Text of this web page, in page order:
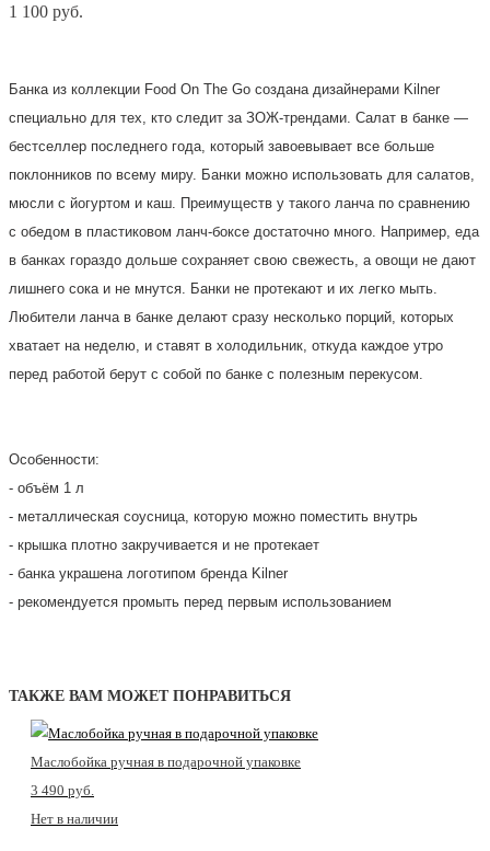
1 100 pуб.
Банка из коллекции Food On The Go создана дизайнерами Kilner
специально для тех, кто следит за ЗОЖ-трендами. Салат в банке —
бестселлер последнего года, который завоевывает все больше
поклонников по всему миру. Банки можно использовать для салатов,
мюсли с йогуртом и каш. Преимуществ у такого ланча по сравнению
с обедом в пластиковом ланч-боксе достаточно много. Например, еда
в банках гораздо дольше сохраняет свою свежесть, а овощи не дают
лишнего сока и не мнутся. Банки не протекают и их легко мыть.
Любители ланча в банке делают сразу несколько порций, которых
хватает на неделю, и ставят в холодильник, откуда каждое утро
перед работой берут с собой по банке с полезным перекусом.
Особенности:
- объём 1 л
- металлическая соусница, которую можно поместить внутрь
- крышка плотно закручивается и не протекает
- банка украшена логотипом бренда Kilner
- рекомендуется промыть перед первым использованием
ТАКЖЕ ВАМ МОЖЕТ ПОНРАВИТЬСЯ
Маслобойка ручная в подарочной упаковке
3 490 pуб.
Нет в наличии